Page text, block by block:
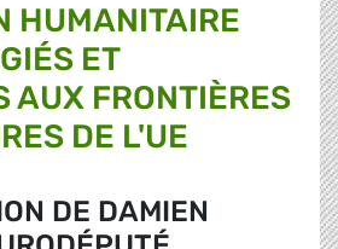
HUMANITAIRE
ET
AUX FRONTIÈRES
DE L'UE
DE DAMIEN